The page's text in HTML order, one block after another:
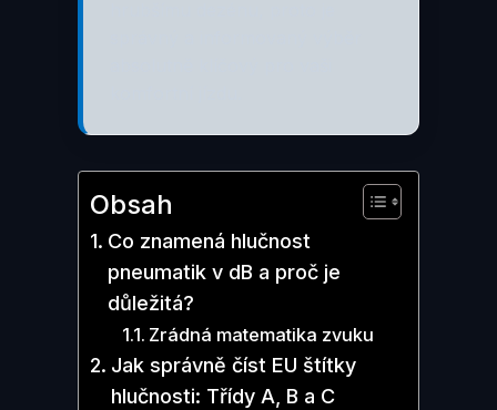
Obsah
Co znamená hlučnost
pneumatik v dB a proč je
důležitá?
Zrádná matematika zvuku
Jak správně číst EU štítky
hlučnosti: Třídy A, B a C